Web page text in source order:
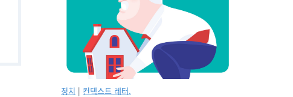
정치 | 컨텍스트 레터.